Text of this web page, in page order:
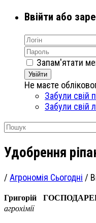
Ввійти або
Запам'ятати
Увійти
Не маєте
Забули свій
Забули свій
Удобрення
/ Агрономія Сьогодні /
Григорій
агрохімії